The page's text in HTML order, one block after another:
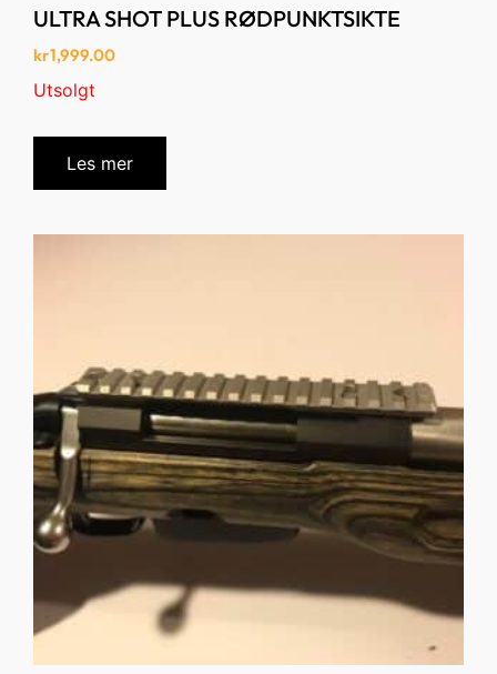
ULTRA SHOT PLUS RØDPUNKTSIKTE
kr1,999.00
Utsolgt
Les mer